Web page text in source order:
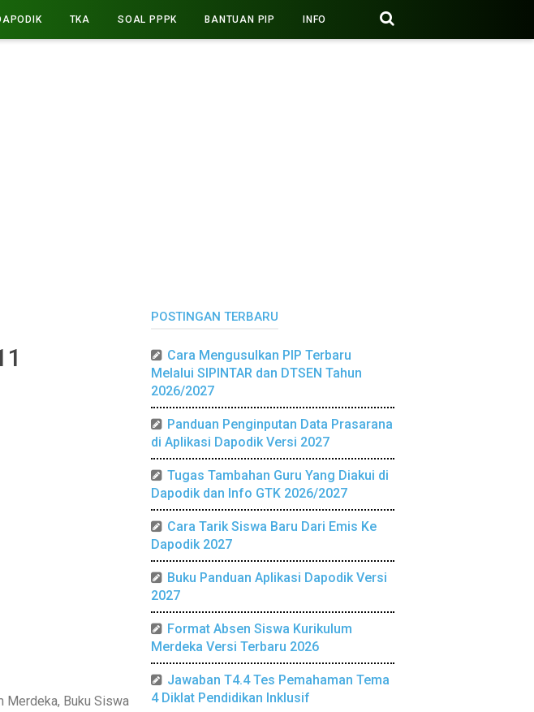
TKA SOAL PPPK BANTUAN PIP INFO
Merdeka, Buku Siswa
POSTINGAN TERBARU
Cara Mengusulkan PIP Terbaru
Melalui SIPINTAR dan DTSEN Tahun
2026/2027
Panduan Penginputan Data Prasarana
di Aplikasi Dapodik Versi 2027
Tugas Tambahan Guru Yang Diakui di
Dapodik dan Info GTK 2026/2027
Cara Tarik Siswa Baru Dari Emis Ke
Dapodik 2027
Buku Panduan Aplikasi Dapodik Versi
2027
Format Absen Siswa Kurikulum
Merdeka Versi Terbaru 2026
Jawaban T4.4 Tes Pemahaman Tema
4 Diklat Pendidikan Inklusif